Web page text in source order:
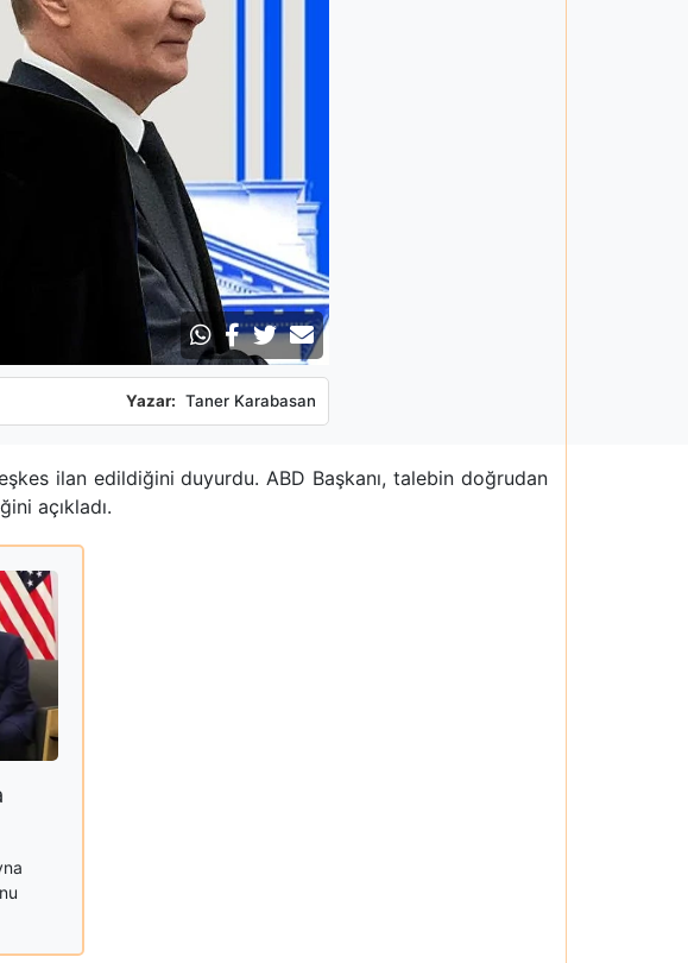
Yazar: Taner Karabasan
ilan edildiğini duyurdu. ABD Başkanı, talebin doğrudan
açıkladı.